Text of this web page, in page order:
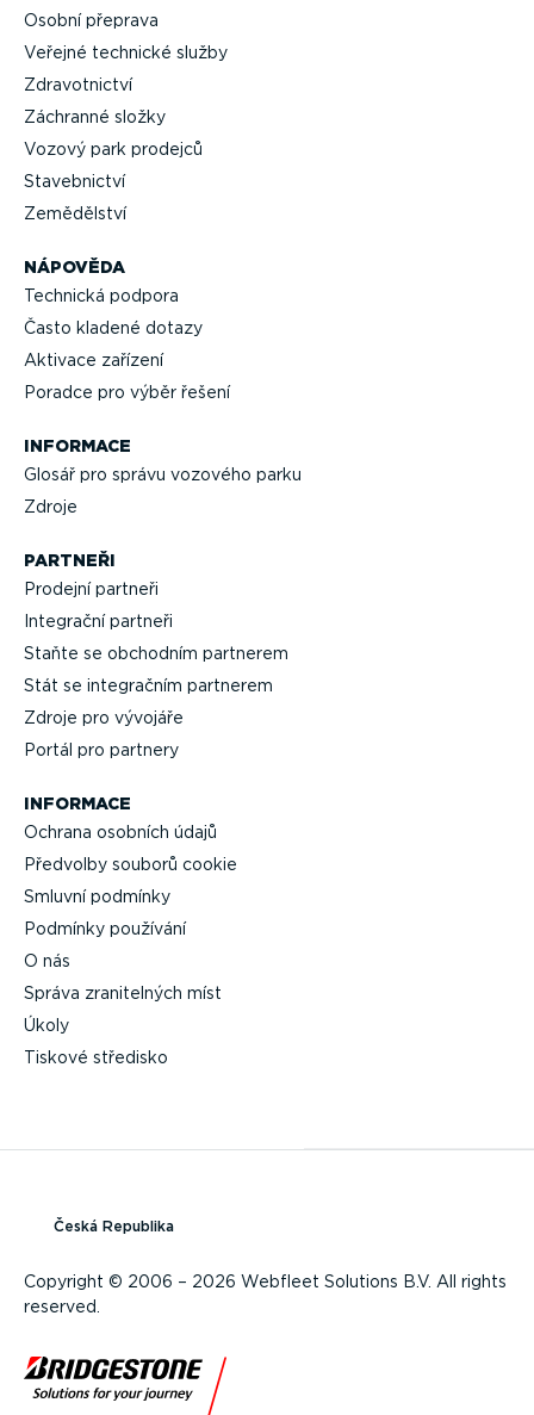
Osobní přeprava
Veřejné technické služby
Zdravot­nictví
Záchranné složky
Vozový park prodejců
Staveb­nictví
Zemědělství
NÁPOVĚDA
Technická podpora
Často kladené dotazy
Aktivace zařízení
Poradce pro výběr řešení
INFORMACE
Glosář pro správu vozového parku
Zdroje
PARTNEŘI
Prodejní partneři
Integrační partneři
Staňte se obchodním partnerem
Stát se integračním partnerem
Zdroje pro vývojáře
Portál pro partnery
INFORMACE
Ochrana osobních údajů
Předvolby souborů cookie
Smluvní podmínky
Podmínky používání
O nás
Správa zrani­telných míst
Úkoly
Tiskové středisko
Copyright © 2006 – 2026 Webfleet Solutions B.V. All rights
reserved.
Česká Republika